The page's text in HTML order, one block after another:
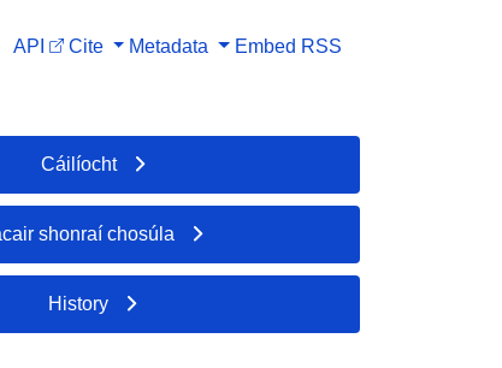
API Cite Metadata Embed RSS
Cáilíocht
shonraí chosúla
History